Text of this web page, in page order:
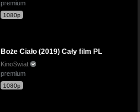
premium
1080p
Boże Ciało (2019) Cały film PL
KinoSwiat
premium
1080p